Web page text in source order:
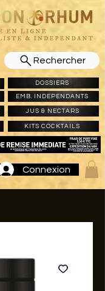
Rechercher
DOSSIERS
EMB. INDEPENDANTS
JUS & NECTARS
KITS COCKTAILS
Connexion